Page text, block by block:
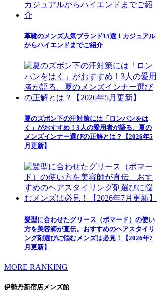
革靴のメンズ人気ブランド15選！カジュアル
からハイエンドまでご紹介
夏のズボン下の汗対策には「ロンパンをは
く」がおすすめ！3人の愛用者が語る、夏の
メンズインナー選びの正解とは？【2026年5
月更新】
髪型に合わせたグリース（ポマード）の使い
方を美容師が直伝。おすすめのヘアスタイリ
ング剤選びに悩むメンズは必見！【2026年7
月更新】
MORE RANKING
伊勢丹新宿店メンズ館